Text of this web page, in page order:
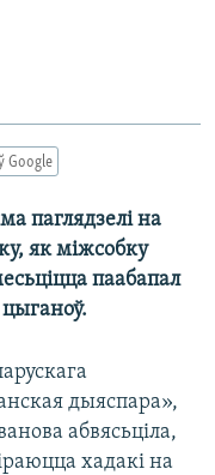
Google
паглядзелі на
як міжсобку
паабапал
дыяспара»,
абвясьціла,
хадакі на